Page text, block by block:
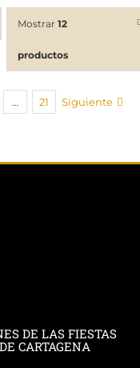
Mostrar 12
productos
… 21 Siguiente
DE LAS FIESTAS
CARTAGENA